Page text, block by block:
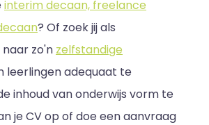
interim decaan, freelance
? Of zoek jij als
zo'n zelfstandige
leerlingen adequaat te
inhoud van onderwijs vorm te
je CV op of doe een aanvraag